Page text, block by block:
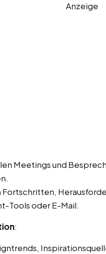
Anzeige
Meetings und
Tools oder E-Mail.
: